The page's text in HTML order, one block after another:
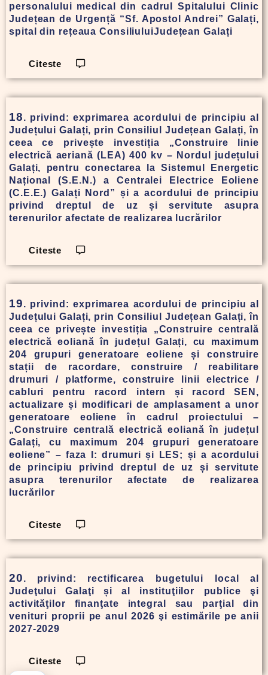
personalului medical din cadrul Spitalului Clinic
Județean de Urgență “Sf. Apostol Andrei” Galați,
spital din rețeaua ConsiliuluiJudețean Galați
Citeste
18. privind: exprimarea acordului de principiu al
Județului Galați, prin Consiliul Județean Galați, în
ceea ce privește investiția „Construire linie
electrică aeriană (LEA) 400 kv – Nordul județului
Galați, pentru conectarea la Sistemul Energetic
Național (S.E.N.) a Centralei Electrice Eoliene
(C.E.E.) Galați Nord” și a acordului de principiu
privind dreptul de uz și servitute asupra
terenurilor afectate de realizarea lucrărilor
Citeste
19. privind: exprimarea acordului de principiu al
Județului Galați, prin Consiliul Județean Galați, în
ceea ce privește investiția „Construire centrală
electrică eoliană în județul Galați, cu maximum
204 grupuri generatoare eoliene și construire
stații de racordare, construire / reabilitare
drumuri / platforme, construire linii electrice /
cabluri pentru racord intern și racord SEN,
actualizare și modificari de amplasament a unor
generatoare eoliene în cadrul proiectului –
„Construire centrală electrică eoliană în județul
Galați, cu maximum 204 grupuri generatoare
eoliene” – faza I: drumuri și LES; și a acordului
de principiu privind dreptul de uz și servitute
asupra terenurilor afectate de realizarea
lucrărilor
Citeste
20. privind: rectificarea bugetului local al
Judeţului Galaţi și al instituţiilor publice şi
activităţilor finanţate integral sau parţial din
venituri proprii pe anul 2026 şi estimările pe anii
2027-2029
Citeste